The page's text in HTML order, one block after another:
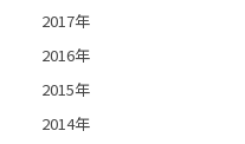
2017年
2016年
2015年
2014年